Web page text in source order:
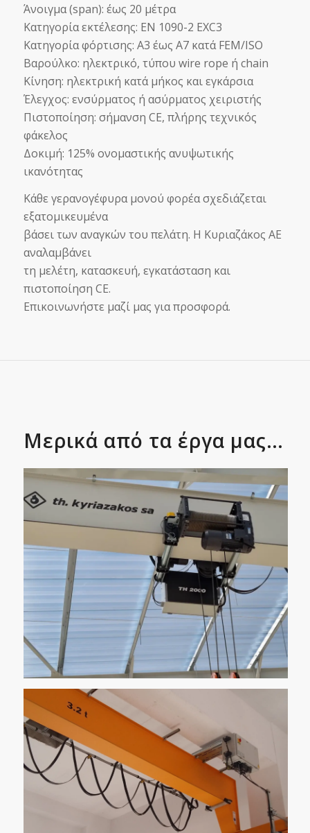
Άνοιγμα (span): έως 20 μέτρα
Κατηγορία εκτέλεσης: EN 1090-2 EXC3
Κατηγορία φόρτισης: A3 έως A7 κατά FEM/ISO
Βαρούλκο: ηλεκτρικό, τύπου wire rope ή chain
Κίνηση: ηλεκτρική κατά μήκος και εγκάρσια
Έλεγχος: ενσύρματος ή ασύρματος χειριστής
Πιστοποίηση: σήμανση CE, πλήρης τεχνικός
φάκελος
Δοκιμή: 125% ονομαστικής ανυψωτικής
ικανότητας
Κάθε γερανογέφυρα μονού φορέα σχεδιάζεται
εξατομικευμένα
βάσει των αναγκών του πελάτη. Η Κυριαζάκος ΑΕ
αναλαμβάνει
τη μελέτη, κατασκευή, εγκατάσταση και
πιστοποίηση CE.
Επικοινωνήστε μαζί μας για προσφορά.
Μερικά από τα έργα μας…